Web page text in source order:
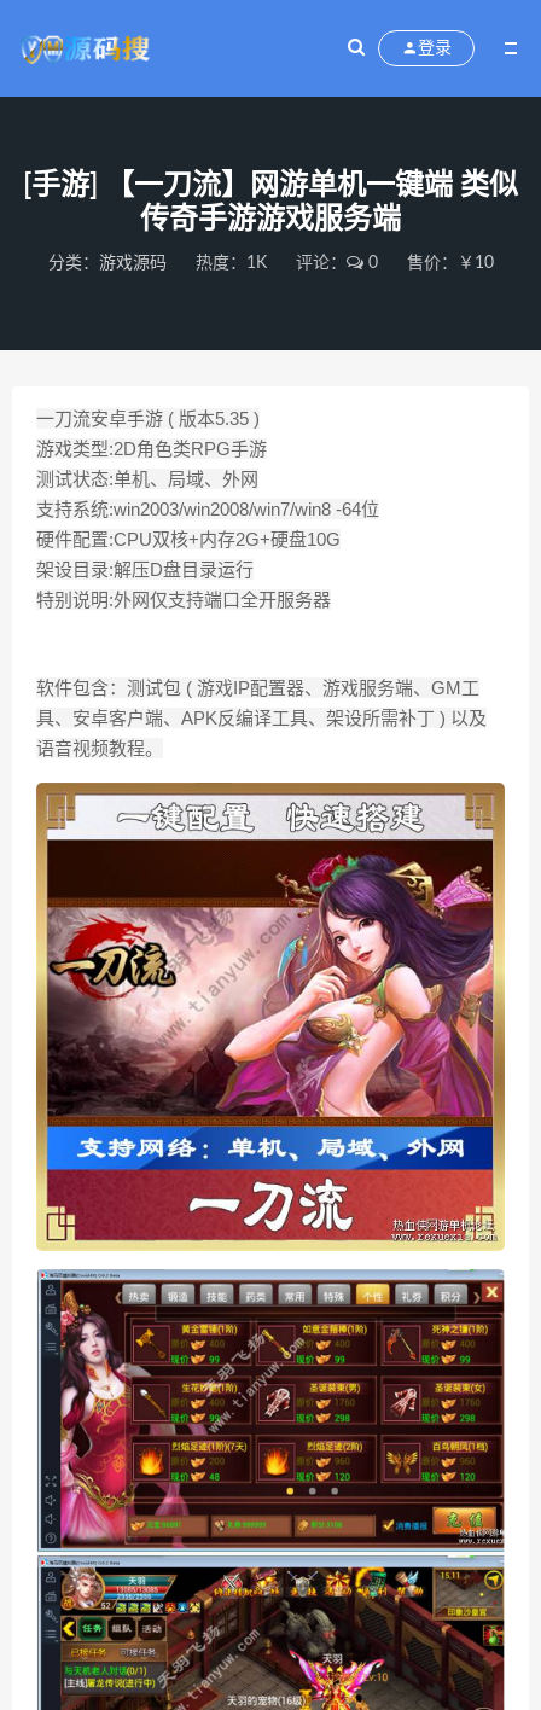
登录
[手游] 【一刀流】网游单机一键端 类似
传奇手游游戏服务端
分类： 游戏源码 热度：1K 评论： 0 售价：￥10
一刀流安卓手游 ( 版本5.35 )
游戏类型:2D角色类RPG手游
测试状态:单机、局域、外网
支持系统:win2003/win2008/win7/win8 -64位
硬件配置:CPU双核+内存2G+硬盘10G
架设目录:解压D盘目录运行
特别说明:外网仅支持端口全开服务器
软件包含：测试包 ( 游戏IP配置器、游戏服务端、GM工
具、安卓客户端、APK反编译工具、架设所需补丁 ) 以及
语音视频教程。